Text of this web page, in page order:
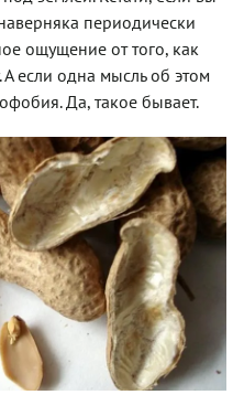
периодически
ощущение от того, как
если одна мысль об этом
Да, такое бывает.